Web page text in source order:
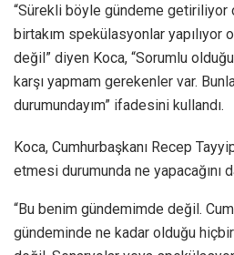
“Sürekli böyle gündeme getiriliyor
birtakım spekülasyonlar yapılıyor
değil” diyen Koca, “Sorumlu
karşı yapmam gerekenler var.
durumundayım” ifadesini kullandı.
Koca, Cumhurbaşkanı Recep
etmesi durumunda ne yapacağını
“Bu benim gündemimde değil.
gündeminde ne kadar olduğu